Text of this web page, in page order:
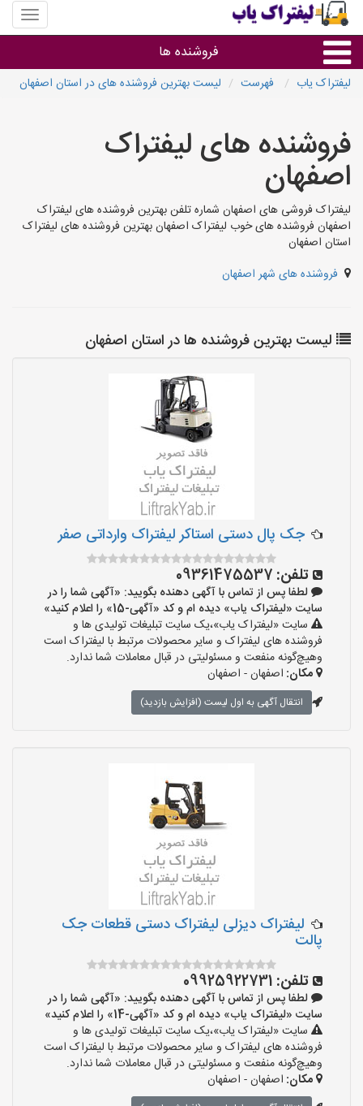
منوی
سایت
یاب
فروشنده ها
استان ها
لیفتراک یاب فهرست لیست بهترین فروشنده های در استان اصفهان
فروشنده های لیفتراک
اصفهان
لیفتراک فروشی های اصفهان شماره تلفن بهترین فروشنده های لیفتراک
اصفهان فروشنده های خوب لیفتراک اصفهان بهترین فروشنده های لیفتراک
استان اصفهان
فروشنده های شهر اصفهان
لیست بهترین فروشنده ها در استان اصفهان
جک پال دستی استاکر لیفتراک وارداتی صفر
تلفن: 09361475537
لطفا پس از تماس با آگهی دهنده بگویید: «آگهی شما را در
سایت «لیفتراک یاب» دیده ام و کد «آگهی-15» را اعلام کنید»
سایت «لیفتراک یاب»،یک سایت تبلیغات تولیدی ها و
فروشنده های لیفتراک و سایر محصولات مرتبط با لیفتراک است
وهیچ‌گونه منفعت و مسئولیتی در قبال معاملات شما ندارد.
مکان: اصفهان - اصفهان
انتقال آگهی به اول لیست (افزایش بازدید)
لیفتراک دیزلی لیفتراک دستی قطعات جک
پالت
تلفن: 09925922731
لطفا پس از تماس با آگهی دهنده بگویید: «آگهی شما را در
سایت «لیفتراک یاب» دیده ام و کد «آگهی-14» را اعلام کنید»
سایت «لیفتراک یاب»،یک سایت تبلیغات تولیدی ها و
فروشنده های لیفتراک و سایر محصولات مرتبط با لیفتراک است
وهیچ‌گونه منفعت و مسئولیتی در قبال معاملات شما ندارد.
مکان: اصفهان - اصفهان